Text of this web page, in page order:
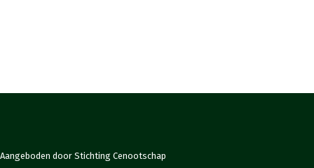
Aangeboden door Stichting Cenootschap